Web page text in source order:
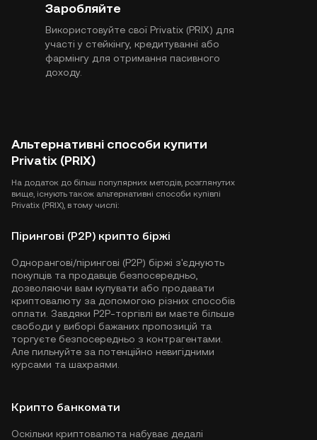
Заробляйте
Використовуйте свої Privatix (PRIX) для
участі у стейкінгу, кредитуванні або
фармінгу для отримання пасивного
доходу.
Альтернативні способи купити
Privatix (PRIX)
На додаток до більш популярних методів, розглянутих
вище, існують також альтернативні способи купівлі
Privatix (PRIX), в тому числі:
Пірингові (P2P) крипто біржі
Однорангові/пірингові (P2P) біржі з'єднують
покупців та продавців безпосередньо,
дозволяючи вам купувати або продавати
криптовалюту за допомогою різних способів
оплати. Завдяки P2P-торгівлі ви маєте більше
свободи у виборі бажаних пропозицій та
торгуєте безпосередньо з контрагентами.
Але пильнуйте за потенційно невигідними
курсами та шахраями.
Крипто банкомати
Оскільки криптовалюта набуває дедалі